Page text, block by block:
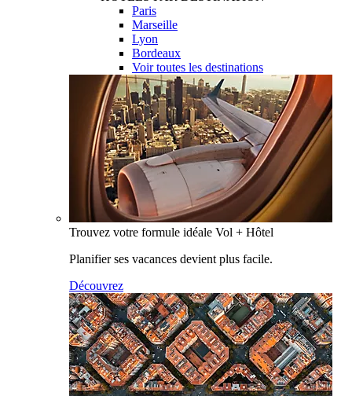
Paris
Marseille
Lyon
Bordeaux
Voir toutes les destinations
Trouvez votre formule idéale Vol + Hôtel
Planifier ses vacances devient plus facile.
Découvrez